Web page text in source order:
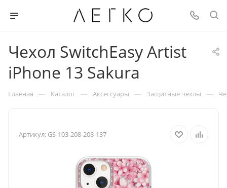
Чехол SwitchEasy Artist
iPhone 13 Sakura
Главная — Каталог — Аксессуары — Защитные чехлы —
Артикул: GS-103-208-208-137